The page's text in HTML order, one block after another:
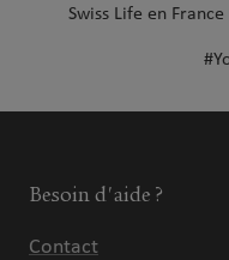
Swiss Life en France
Besoin d'aide ?
Contact